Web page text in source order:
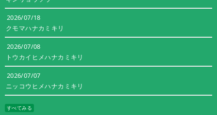
2026/07/18
クモマハナカミキリ
2026/07/08
トウカイヒメハナカミキリ
2026/07/07
ニッコウヒメハナカミキリ
すべてみる